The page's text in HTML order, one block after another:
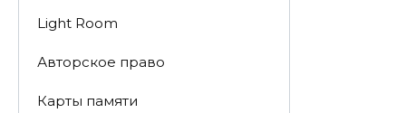
Light Room
Авторское право
Карты памяти